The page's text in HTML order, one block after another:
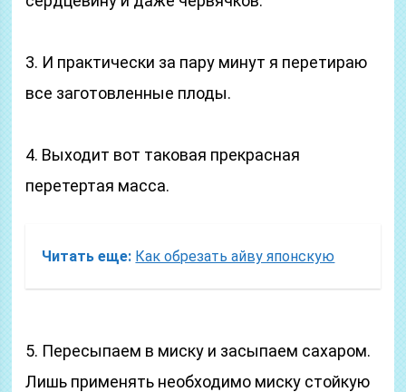
3. И практически за пару минут я перетираю
все заготовленные плоды.
4. Выходит вот таковая прекрасная
перетертая масса.
Читать еще: Как обрезать айву японскую
5. Пересыпаем в миску и засыпаем сахаром.
Лишь применять необходимо миску стойкую